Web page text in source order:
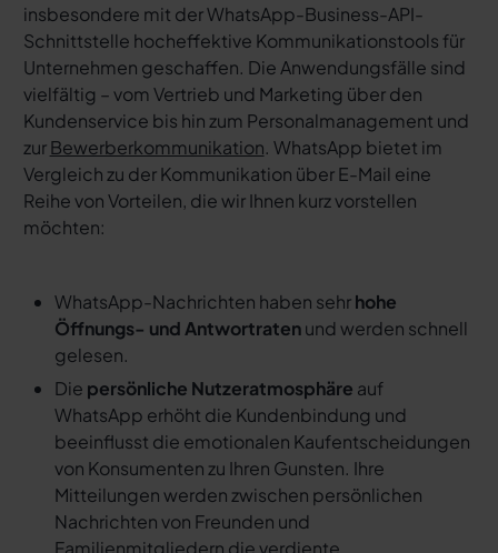
insbesondere mit der WhatsApp-Business-API-
Schnittstelle hocheffektive Kommunikationstools für
Unternehmen geschaffen. Die Anwendungsfälle sind
vielfältig – vom Vertrieb und Marketing über den
Kundenservice bis hin zum Personalmanagement und
zurBewerberkommunikation. WhatsApp bietet im
Vergleich zu der Kommunikation über E-Mail eine
Reihe von Vorteilen, die wir Ihnen kurz vorstellen
möchten:
WhatsApp-Nachrichten haben sehrhohe
Öffnungs- und Antwortratenund werden schnell
gelesen.
Die persönliche Nutzeratmosphäre auf
WhatsApp erhöht die Kundenbindung und
beeinflusst die emotionalen Kaufentscheidungen
von Konsumenten zu Ihren Gunsten. Ihre
Mitteilungen werden zwischen persönlichen
Nachrichten von Freunden und